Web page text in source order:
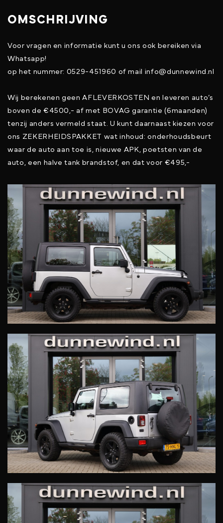
OMSCHRIJVING
Voor vragen en informatie kunt u ons ook bereiken via
Whatsapp!
op het nummer: 0529-451960 of mail info@dunnewind.nl
Wij berekenen geen AFLEVERKOSTEN en leveren auto’s
boven de €4500,- af met BOVAG garantie (6maanden)
tenzij anders vermeld staat. U kunt daarnaast kiezen voor
ons ZEKERHEIDSPAKKET wat inhoud: onderhoudsbeurt
waar de auto aan toe is, nieuwe APK, poetsten van de
auto, een halve tank brandstof, en dat voor €495,-